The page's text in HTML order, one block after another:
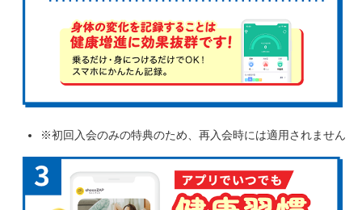
※初回入会のみの特典のため、再入会時には適用されません